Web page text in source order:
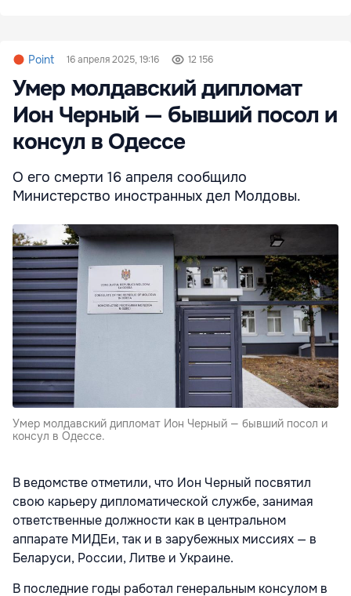
Point 16 апреля 2025, 19:16 12 156
Умер молдавский дипломат
Ион Черный — бывший посол и
консул в Одессе
О его смерти 16 апреля сообщило
Министерство иностранных дел Молдовы.
Умер молдавский дипломат Ион Черный — бывший посол и
консул в Одессе.
В ведомстве отметили, что Ион Черный посвятил
свою карьеру дипломатической службе, занимая
ответственные должности как в центральном
аппарате МИДЕи, так и в зарубежных миссиях — в
Беларуси, России, Литве и Украине.
В последние годы работал генеральным консулом в